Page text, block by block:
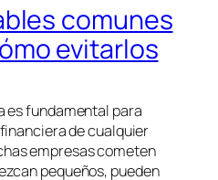
comunes
evitarlos
es fundamental para
de cualquier
empresas cometen
pequeños, pueden